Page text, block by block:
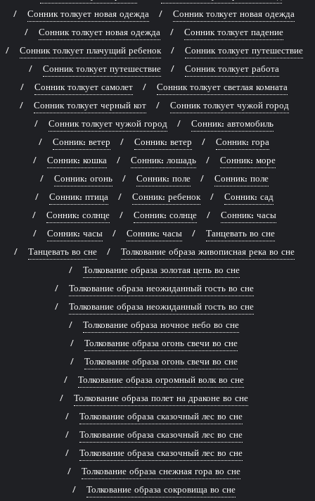
Сонник толкует новая одежда
Сонник толкует новая одежда
Сонник толкует новая одежда
Сонник толкует падение
Сонник толкует плачущий ребенок
Сонник толкует путешествие
Сонник толкует путешествие
Сонник толкует работа
Сонник толкует самолет
Сонник толкует светлая комната
Сонник толкует черный кот
Сонник толкует чужой город
Сонник толкует чужой город
Сонник: автомобиль
Сонник: ветер
Сонник: ветер
Сонник: гора
Сонник: кошка
Сонник: лошадь
Сонник: море
Сонник: огонь
Сонник: поле
Сонник: поле
Сонник: птица
Сонник: ребенок
Сонник: сад
Сонник: солнце
Сонник: солнце
Сонник: часы
Сонник: часы
Сонник: часы
Танцевать во сне
Танцевать во сне
Толкование образа живописная река во сне
Толкование образа золотая цепь во сне
Толкование образа неожиданный гость во сне
Толкование образа неожиданный гость во сне
Толкование образа ночное небо во сне
Толкование образа огонь свечи во сне
Толкование образа огонь свечи во сне
Толкование образа огромный волк во сне
Толкование образа полет на драконе во сне
Толкование образа сказочный лес во сне
Толкование образа сказочный лес во сне
Толкование образа сказочный лес во сне
Толкование образа снежная гора во сне
Толкование образа сокровища во сне